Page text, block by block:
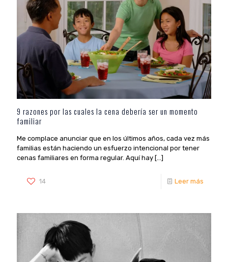
9 razones por las cuales la cena debería ser un momento
familiar
Me complace anunciar que en los últimos años, cada vez más
familias están haciendo un esfuerzo intencional por tener
cenas familiares en forma regular. Aquí hay […]
14 Leer más